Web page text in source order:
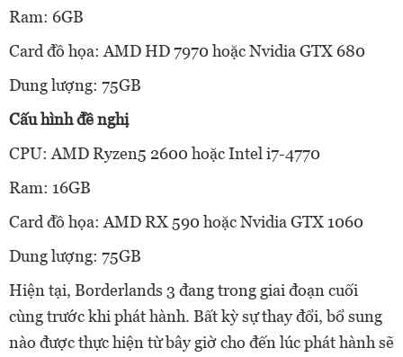
Ram: 6GB
Card đồ họa: AMD HD 7970 hoặc Nvidia GTX 680
Dung lượng: 75GB
Cấu hình đề nghị
CPU: AMD Ryzen5 2600 hoặc Intel i7-4770
Ram: 16GB
Card đồ họa: AMD RX 590 hoặc Nvidia GTX 1060
Dung lượng: 75GB
Hiện tại, Borderlands 3 đang trong giai đoạn cuối
cùng trước khi phát hành. Bất kỳ sự thay đổi, bổ sung
nào được thực hiện từ bây giờ cho đến lúc phát hành sẽ